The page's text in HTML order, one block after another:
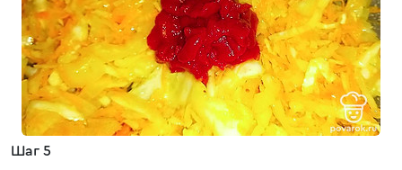
Шаг 5